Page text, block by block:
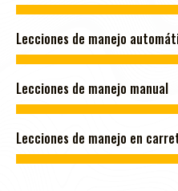
Lecciones de manejo
Lecciones de manejo manual
Lecciones de manejo en